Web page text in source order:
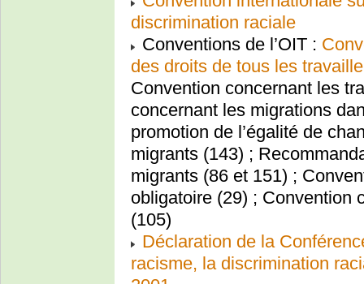
discrimination raciale
Conventions de l’OIT :
des droits de tous les
Convention concernant les
concernant les migrations
promotion de l’égalité de
migrants (143) ;
migrants (86 et 151) ;
obligatoire (29) ; Convention
(105)
Déclaration de la
racisme, la discrimination